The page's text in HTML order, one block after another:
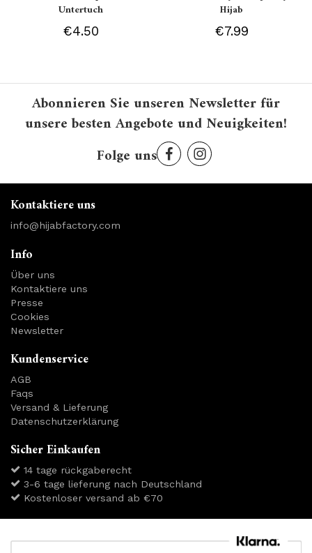
Untertuch
€4.50
Hijab
€7.99
Abonnieren Sie unseren Newsletter für
unsere besten Angebote und Neuigkeiten!
Folge uns
Kontaktiere uns
info@hijabfactory.com
Info
Über uns
Kontaktiere uns
Presse
Cookies
Newsletter
Kundenservice
AGB
Faqs
Versand & Lieferung
Datenschutzerklärung
Sicher Einkaufen
14 tage rückgaberecht
3-6 tage lieferung nach Deutschland
Kostenloser versand ab €70